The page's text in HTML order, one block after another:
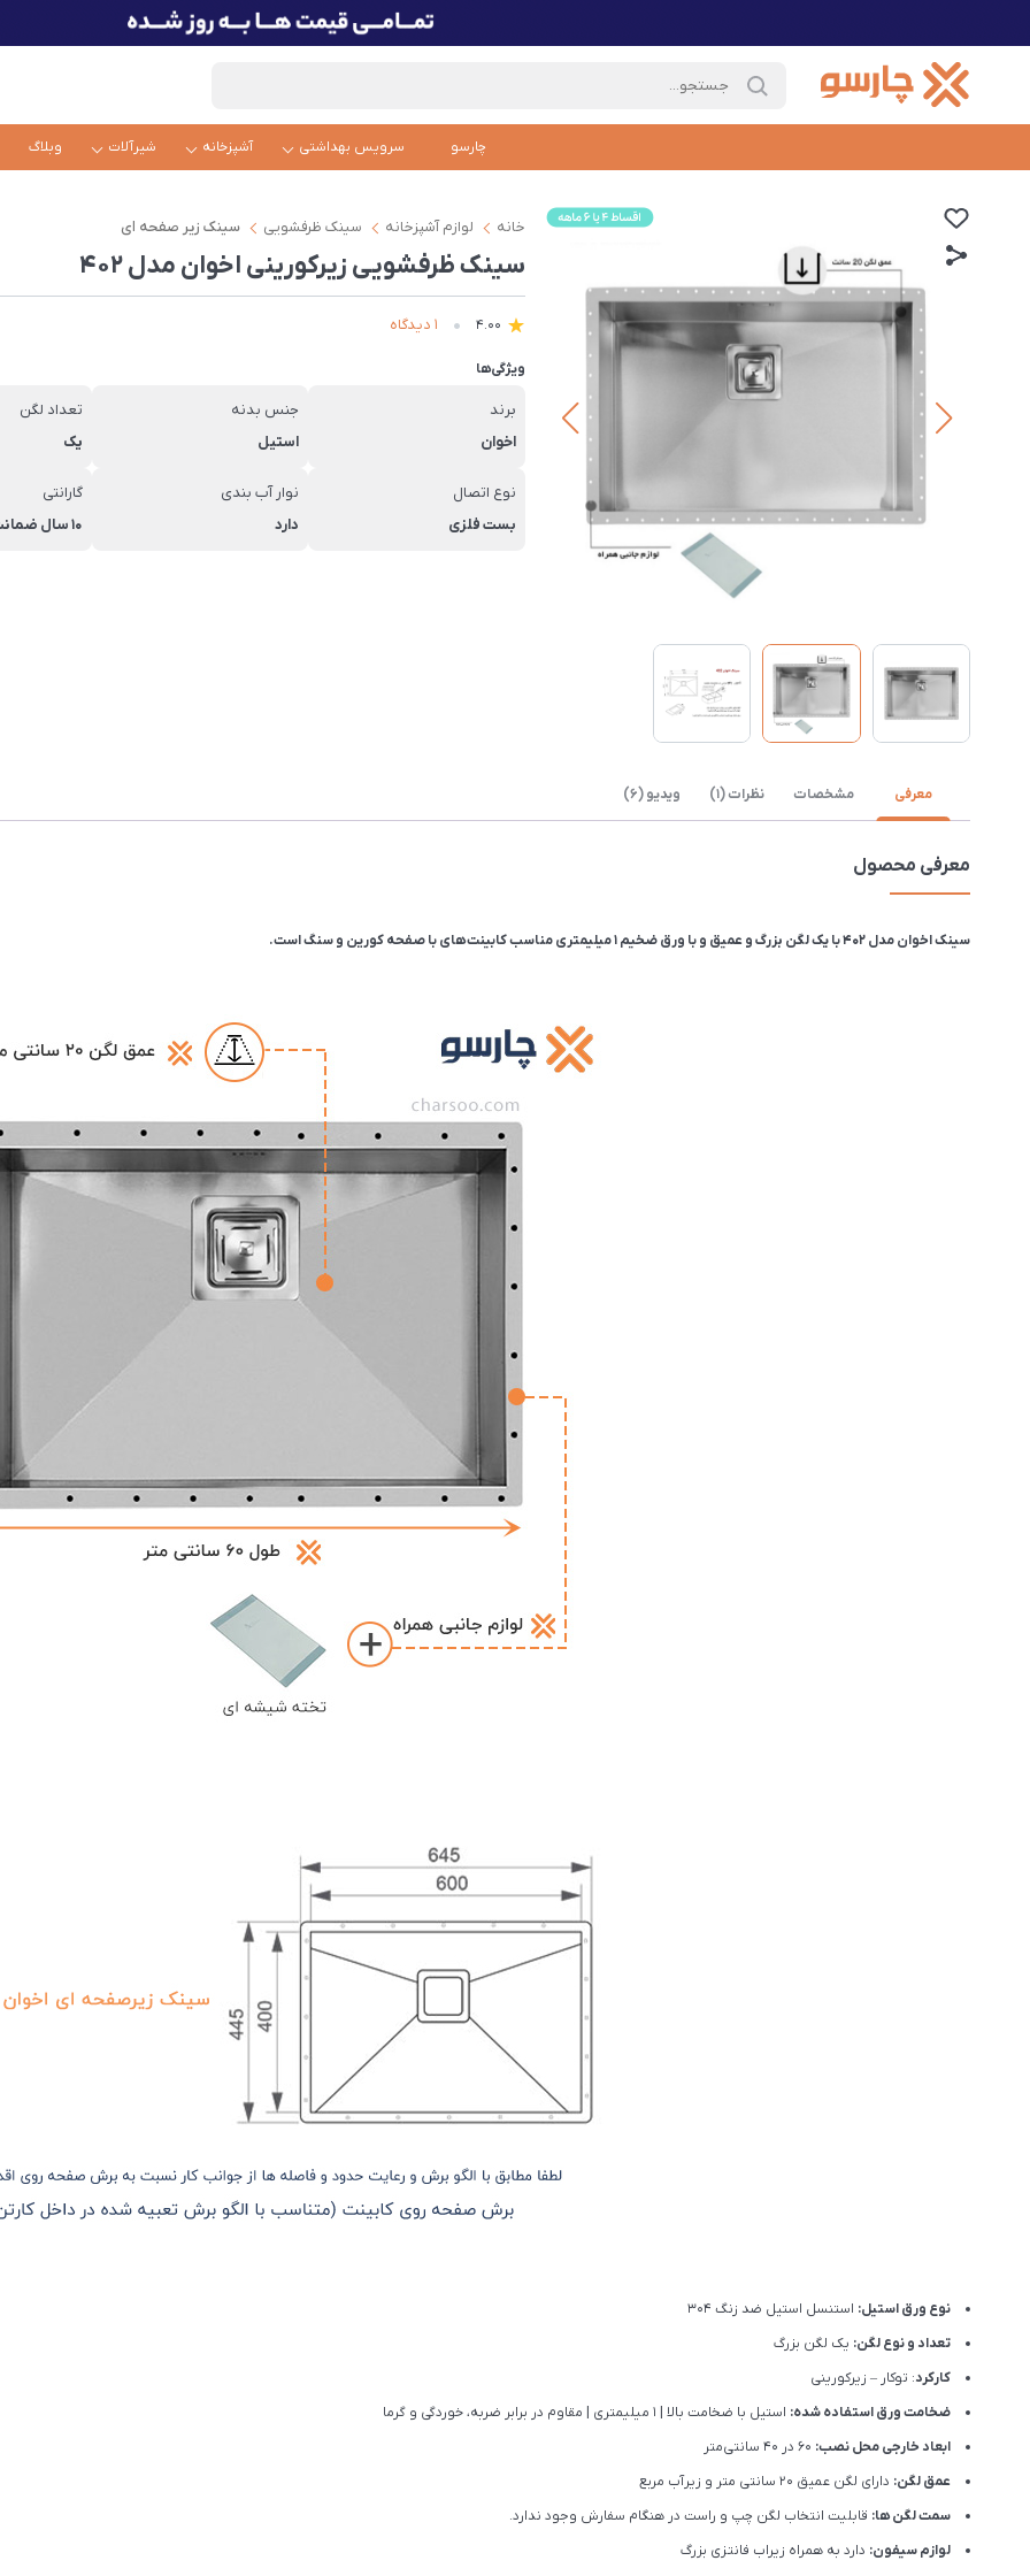
چارسو سرویس بهداشتی آشپزخانه شیرآلات وبلاگ
خانه لوازم آشپزخانه سینک ظرفشویی سینک زیر صفحه ای
سینک ظرفشویی زیرکورینی اخوان مدل 402
4.00 1 دیدگاه
ویژگی‌ها
برند
اخوان
جنس بدنه
استیل
تعداد لگن
یک
نوع اتصال
بست فلزی
نوار آب بندی
دارد
گارانتی
10 سال ضمانت اخوان سرویس
معرفی مشخصات نظرات (1) ویدیو (6)
معرفی محصول
سینک اخوان مدل ۴۰۲ با یک لگن بزرگ و عمیق و با ورق ضخیم ۱ میلیمتری مناسب کابینت های با صفحه کورین و سنگ است.
نوع ورق استیل: استنسل استیل ضد زنگ 304
تعداد و نوع لگن: یک لگن بزرگ
کارکرد: توکار – زیرکورینی
ضخامت ورق استفاده شده: استیل با ضخامت بالا | 1 میلیمتری | مقاوم در برابر ضربه، خوردگی و گرما
ابعاد خارجی محل نصب:
عمق لگن: دارای لگن عمیق 20 سانتی متر و زیرآب مربع
سمت لگن ها: قابلیت انتخاب لگن چپ و راست در هنگام سفارش وجود ندارد.
لوازم سیفون: دارد به همراه زیراب فانتزی بزرگ